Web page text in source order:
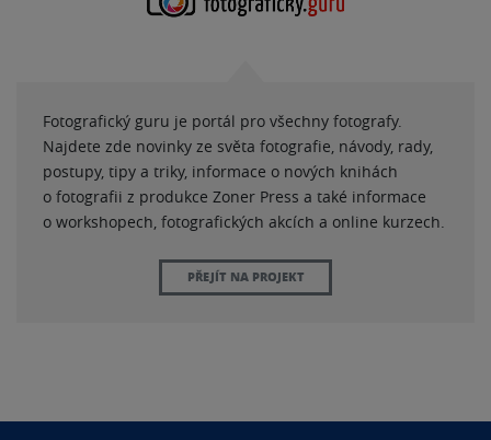
Fotografický guru je portál pro všechny fotografy.
Najdete zde novinky ze světa fotografie, návody, rady,
postupy, tipy a triky, informace o nových knihách
o fotografii z produkce Zoner Press a také informace
o workshopech, fotografických akcích a online kurzech.
PŘEJÍT NA PROJEKT